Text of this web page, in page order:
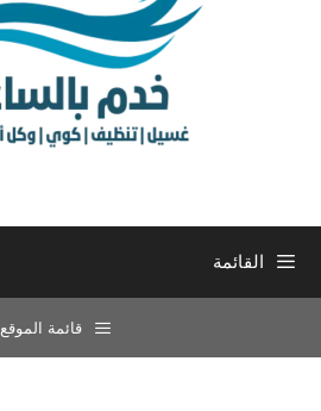
القائمة
قائمة الموقع